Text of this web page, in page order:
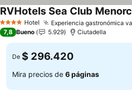
4 EstrellasHotel Experiencia gastronómica
RVHotels Sea Club
7,8 Bueno 5.929 Ciutadella
De $ 296.420
Mira precios de 6 páginas